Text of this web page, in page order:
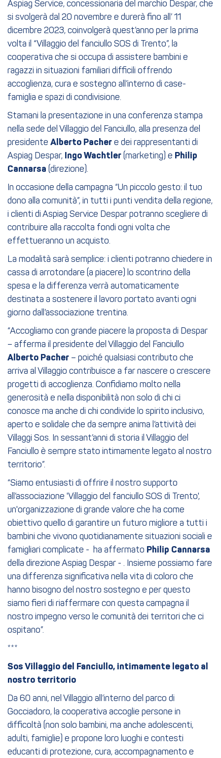
Aspiag Service, concessionaria del marchio Despar, che
si svolgerà dal 20 novembre e durerà fino all’ 11
dicembre 2023, coinvolgerà quest’anno per la prima
volta il “Villaggio del fanciullo SOS di Trento”, la
cooperativa che si occupa di assistere bambini e
ragazzi in situazioni familiari difficili offrendo
accoglienza, cura e sostegno all’interno di case-
famiglia e spazi di condivisione.
Stamani la presentazione in una conferenza stampa
nella sede del Villaggio del Fanciullo, alla presenza del
presidente Alberto Pacher e dei rappresentanti di
Aspiag Despar, Ingo Wachtler (marketing) e Philip
Cannarsa (direzione).
In occasione della campagna “Un piccolo gesto: il tuo
dono alla comunità”, in tutti i punti vendita della regione,
i clienti di Aspiag Service Despar potranno scegliere di
contribuire alla raccolta fondi ogni volta che
effettueranno un acquisto.
La modalità sarà semplice: i clienti potranno chiedere in
cassa di arrotondare (a piacere) lo scontrino della
spesa e la differenza verrà automaticamente
destinata a sostenere il lavoro portato avanti ogni
giorno dall’associazione trentina.
“Accogliamo con grande piacere la proposta di Despar
– afferma il presidente del Villaggio del Fanciullo
Alberto Pacher – poiché qualsiasi contributo che
arriva al Villaggio contribuisce a far nascere o crescere
progetti di accoglienza. Confidiamo molto nella
generosità e nella disponibilità non solo di chi ci
conosce ma anche di chi condivide lo spirito inclusivo,
aperto e solidale che da sempre anima l’attività dei
Villaggi Sos. In sessant’anni di storia il Villaggio del
Fanciullo è sempre stato intimamente legato al nostro
territorio”.
“Siamo entusiasti di offrire il nostro supporto
all’associazione 'Villaggio del fanciullo SOS di Trento',
un'organizzazione di grande valore che ha come
obiettivo quello di garantire un futuro migliore a tutti i
bambini che vivono quotidianamente situazioni sociali e
famigliari complicate - ha affermato Philip Cannarsa
della direzione Aspiag Despar - . Insieme possiamo fare
una differenza significativa nella vita di coloro che
hanno bisogno del nostro sostegno e per questo
siamo fieri di riaffermare con questa campagna il
nostro impegno verso le comunità dei territori che ci
ospitano”.
***
Sos Villaggio del Fanciullo, intimamente legato al
nostro territorio
Da 60 anni, nel Villaggio all’interno del parco di
Gocciadoro, la cooperativa accoglie persone in
difficoltà (non solo bambini, ma anche adolescenti,
adulti, famiglie) e propone loro luoghi e contesti
educanti di protezione, cura, accompagnamento e